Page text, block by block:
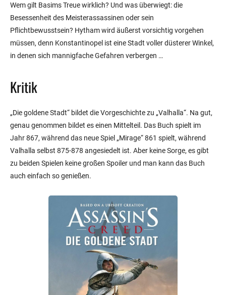
Wem gilt Basims Treue wirklich? Und was überwiegt: die
Besessenheit des Meisterassassinen oder sein
Pflichtbewusstsein? Hytham wird äußerst vorsichtig vorgehen
müssen, denn Konstantinopel ist eine Stadt voller düsterer Winkel,
in denen sich mannigfache Gefahren verbergen …
Kritik
„Die goldene Stadt“ bildet die Vorgeschichte zu „Valhalla“. Na gut,
genau genommen bildet es einen Mittelteil. Das Buch spielt im
Jahr 867, während das neue Spiel „Mirage“ 861 spielt, während
Valhalla selbst 875-878 angesiedelt ist. Aber keine Sorge, es gibt
zu beiden Spielen keine großen Spoiler und man kann das Buch
auch einfach so genießen.